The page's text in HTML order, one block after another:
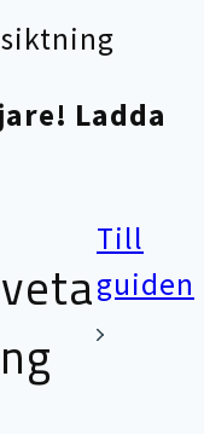
Ladda
Till
guiden